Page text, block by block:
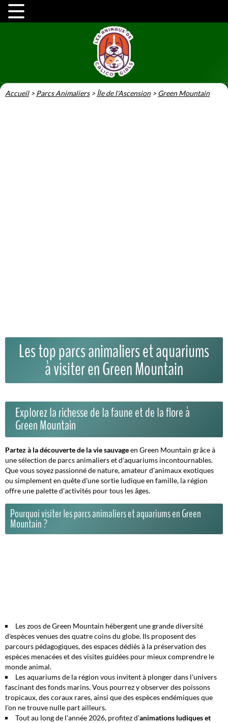
Accueil>Parcs Animaliers>Île de l'Ascension>Green Mountain
Les top parcs animaliers et aquariums
à visiter en Green Mountain
Explorez la richesse de la faune et de la flore à
Green Mountain
Partez à la découverte de la vie sauvageen Green Mountain grâce à
une sélection de parcs animaliers et d'aquariums incontournables.
Que vous soyez passionné de nature, amateur d'animaux exotiques
ou simplement en quête d'une sortie ludique en famille, la région
offre une palette d'activités pour tous les âges.
Pourquoi visiter les parcs animaliers et aquariums en Green
Mountain ?
Leszoosde Green Mountain hébergent une grande diversité
d'espèces venues des quatre coins du globe. Ils proposent des
parcours pédagogiques, des espaces dédiés à la préservation des
espèces menacées et des visites guidées pour mieux comprendre le
monde animal.
Lesaquariumsde la région vous invitent à plonger dans l'univers
fascinant des fonds marins. Vous pourrez y observer des poissons
tropicaux, des coraux rares, ainsi que des espèces endémiques que
l'on ne trouve nulle part ailleurs.
Tout au long de l'année 2026, profitez d'animations ludiques et